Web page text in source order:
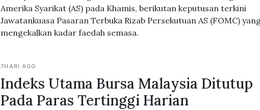
Amerika Syarikat (AS) pada Khamis, berikutan keputusan terkini
Jawatankuasa Pasaran Terbuka Rizab Persekutuan AS (FOMC)
mengekalkan kadar faedah semasa.
7HARI AGO
Indeks Utama Bursa Malaysia Ditutup
Pada Paras Tertinggi Harian